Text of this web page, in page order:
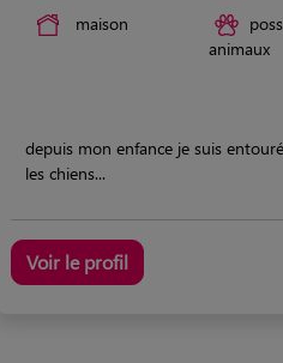
maison
animaux
depuis mon enfance je suis
les chiens...
Voir le profil